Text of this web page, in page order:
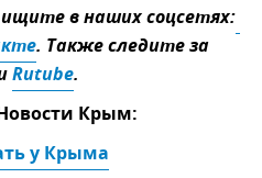
в наших соцсетях:
. Также следите за
Rutube.
Крым:
у Крыма